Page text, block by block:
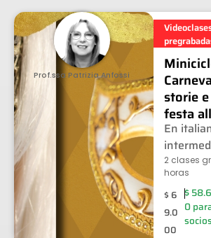
Prof.ssa Patrizia Anfossi
storie
festa
En
2 clases
horas
$ 6
9.0
00
$
0
socios